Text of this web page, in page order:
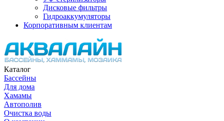
Дисковые фильтры
Гидроаккумуляторы
Корпоративным клиентам
Каталог
Бассейны
Для дома
Хамамы
Автополив
Очистка воды